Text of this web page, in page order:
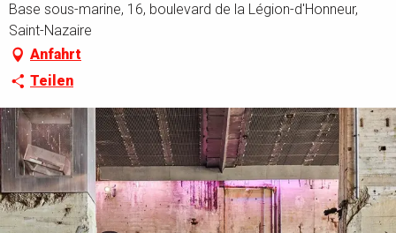
Base sous-marine, 16, boulevard de la Légion-d'Honneur,
Saint-Nazaire
Anfahrt
Teilen